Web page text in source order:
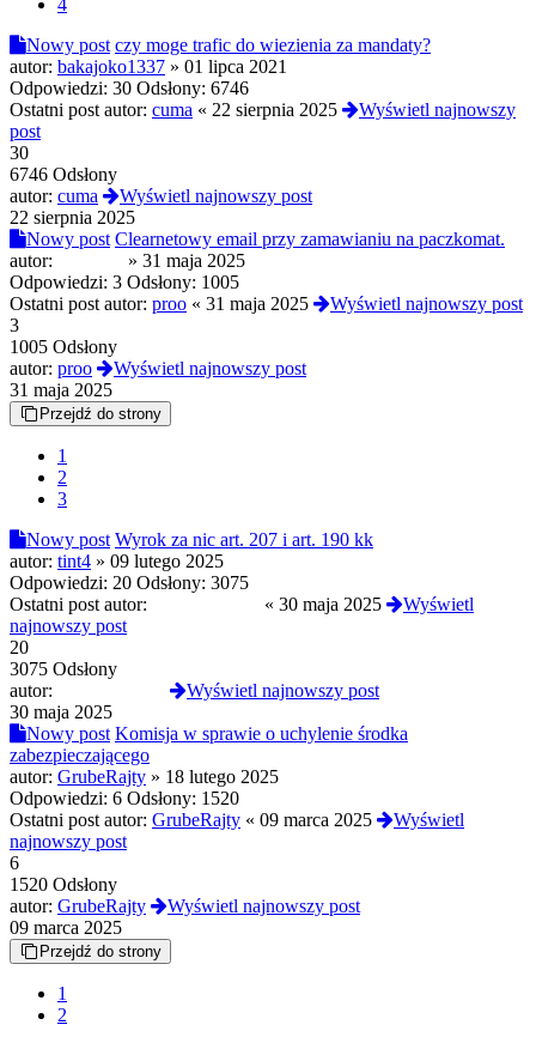
Nowy post czy moge trafic do wiezienia za mandaty?
autor: bakajoko1337 » 01 lipca 2021
Odpowiedzi: 30 Odsłony: 6746
Ostatni post autor: cuma « 22 sierpnia 2025
Wyświetl najnowszy
post
30
6746 Odsłony
autor: cuma
Wyświetl najnowszy post
22 sierpnia 2025
Nowy post Clearnetowy email przy zamawianiu na paczkomat.
autor:
» 31 maja 2025
Odpowiedzi: 3 Odsłony: 1005
Ostatni post autor: proo « 31 maja 2025
Wyświetl najnowszy post
3
1005 Odsłony
autor: proo
Wyświetl najnowszy post
31 maja 2025
Przejdź do strony
1
2
3
Nowy post Wyrok za nic art. 207 i art. 190 kk
autor: tint4 » 09 lutego 2025
Odpowiedzi: 20 Odsłony: 3075
Ostatni post autor:
« 30 maja 2025
Wyświetl
najnowszy post
20
3075 Odsłony
autor:
Wyświetl najnowszy post
30 maja 2025
Nowy post Komisja w sprawie o uchylenie środka
zabezpieczającego
autor: GrubeRajty » 18 lutego 2025
Odpowiedzi: 6 Odsłony: 1520
Ostatni post autor: GrubeRajty « 09 marca 2025
Wyświetl
najnowszy post
6
1520 Odsłony
autor: GrubeRajty
Wyświetl najnowszy post
09 marca 2025
Przejdź do strony
1
2